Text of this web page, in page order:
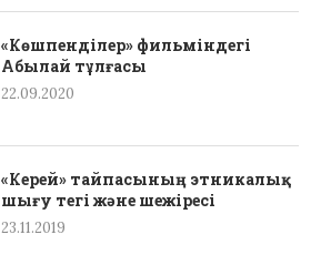
«Көшпенділер» фильміндегі
Абылай тұлғасы
22.09.2020
«Керей» тайпасының этникалық
шығу тегі жəне шежіресі
23.11.2019